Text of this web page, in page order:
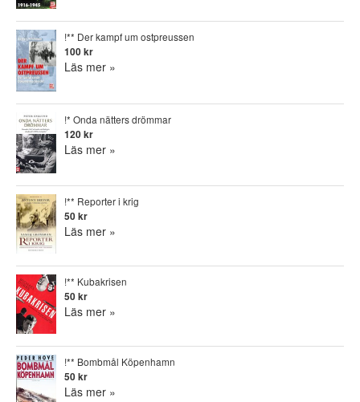
!** Der kampf um ostpreussen
100 kr
Läs mer »
!* Onda nätters drömmar
120 kr
Läs mer »
!** Reporter i krig
50 kr
Läs mer »
!** Kubakrisen
50 kr
Läs mer »
!** Bombmål Köpenhamn
50 kr
Läs mer »